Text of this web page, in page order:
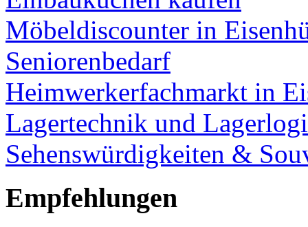
Möbeldiscounter in
Seniorenbedarf
Heimwerkerfachmarkt in
Lagertechnik und
Sehenswürdigkeiten &
Empfehlungen